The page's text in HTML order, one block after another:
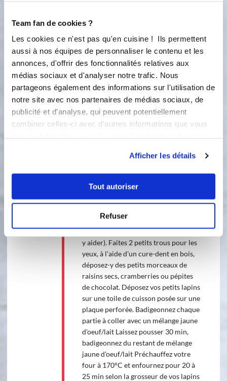
Team fan de cookies ?
Les cookies ce n'est pas qu'en cuisine ! Ils permettent
aussi à nos équipes de personnaliser le contenu et les
annonces, d'offrir des fonctionnalités relatives aux
médias sociaux et d'analyser notre trafic. Nous
partageons également des informations sur l'utilisation de
notre site avec nos partenaires de médias sociaux, de
publicité et d'analyse, qui peuvent potentiellement
combiner celles-ci avec d'autres informations que vous
Afficher les détails
Tout autoriser
Refuser
4
Pétrir de nouveau 2 min
Petrissage : 2min
5
Étape 5 Laissez pousser votre pâton,
dans le bol de votre robot, jusqu'à ce
qu'il double de volume (environ 1h00)
OU Versez le dans un cul de poule et
votre souhait, vous pouvez obtenir de
12) et même quelques carottes (cf. ma
photo). Pesez votre pâtons, divisez le
selon le nombre de lapins souhaités,
boules, oreilles et façonner vos petits
lapins (voir la photo jointe pour vous
y aider). Faites 2 petits trous pour les
yeux, à l'aide d'un cure-dent en bois,
déposez-y des petits morceaux de
raisins secs, cramberries ou pépites
de chocolat. Déposez vos petits lapins
sur une toile de cuisson posée sur une
plaque perforée. Badigeonnez chaque
partie à coller avec un mélange jaune
d'oeuf/lait Laissez pousser 30 min,
badigeonnez du restant de mélange
jaune d'oeuf/lait Préchauffez votre
four à 170°C et enfournez pour 20 à
25 min selon la grosseur de vos lapins